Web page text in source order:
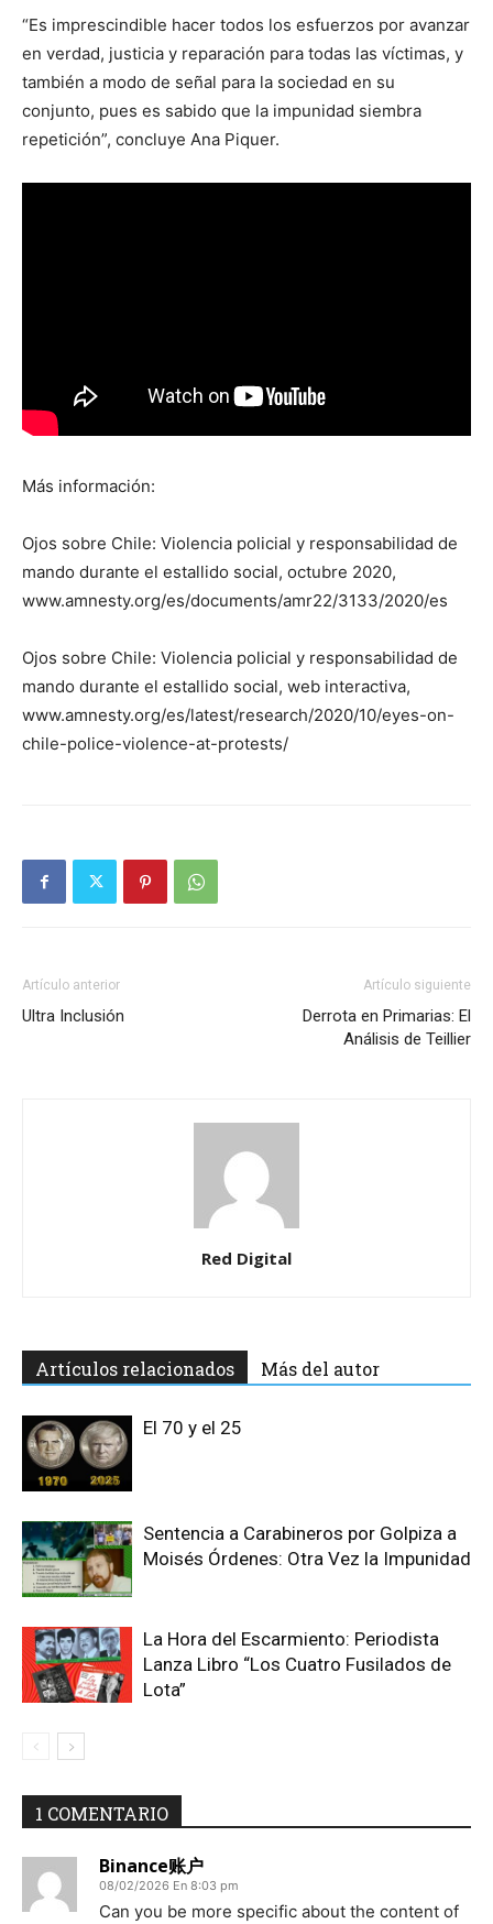
“Es imprescindible hacer todos los esfuerzos por avanzar
en verdad, justicia y reparación para todas las víctimas, y
también a modo de señal para la sociedad en su
conjunto, pues es sabido que la impunidad siembra
repetición”, concluye Ana Piquer.
Más información:
Ojos sobre Chile: Violencia policial y responsabilidad de
mando durante el estallido social, octubre 2020,
www.amnesty.org/es/documents/amr22/3133/2020/es
Ojos sobre Chile: Violencia policial y responsabilidad de
mando durante el estallido social, web interactiva,
www.amnesty.org/es/latest/research/2020/10/eyes-on-
chile-police-violence-at-protests/
Artículo anterior
Ultra Inclusión
Artículo siguiente
Derrota en Primarias: El
Análisis de Teillier
Red Digital
Artículos relacionados Más del autor
El 70 y el 25
Sentencia a Carabineros por Golpiza a
Moisés Órdenes: Otra Vez la Impunidad
La Hora del Escarmiento: Periodista
Lanza Libro “Los Cuatro Fusilados de
Lota”
1 COMENTARIO
Binance账户
08/02/2026 En 8:03 pm
Can you be more specific about the content of